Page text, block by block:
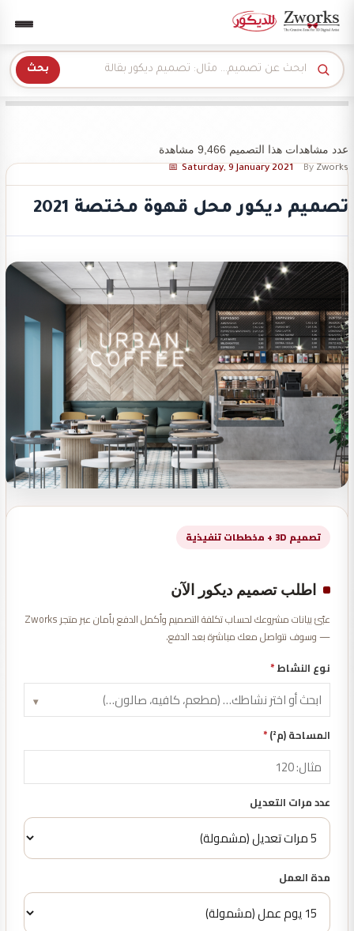
عدد مشاهدات هذا التصميم 9,466 مشاهدة
Saturday, 9 January 2021 By Zworks
تصميم ديكور محل قهوة مختصة 2021
تصميم 3D + مخططات تنفيذية
اطلب تصميم ديكور الآن
عبّئ بيانات مشروعك لحساب تكلفة التصميم وأكمل الدفع بأمان عبر متجر Zworks
— وسوف نتواصل معك مباشرة بعد الدفع.
نوع النشاط*
▾
المساحة (م²) *
عدد مرات التعديل
مدة العمل
Zworks للديكور
بحث